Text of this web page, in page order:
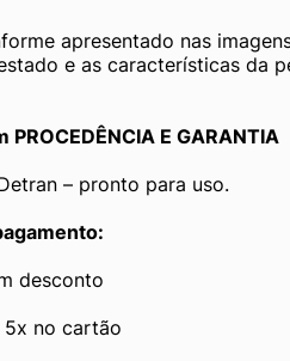
apresentado nas
e as características da
PROCEDÊNCIA E GARANTIA
– pronto para uso.
desconto
5x no cartão